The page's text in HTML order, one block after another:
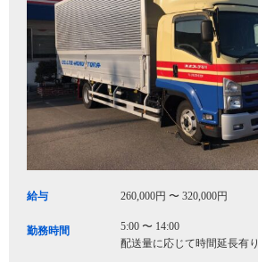
給与 260,000円 〜 320,000円
勤務時間
5:00 〜 14:00
配送量に応じて時間延長有り